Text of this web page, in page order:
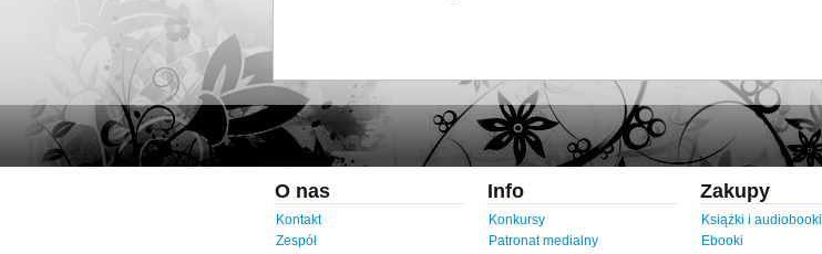
O nas
Kontakt
Zespół
Info
Konkursy
Patronat medialny
Zakupy
Książki i audiobooki
Ebooki